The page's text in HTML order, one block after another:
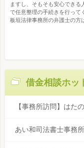
ますし、そもそも安心できる
で任意整理の手続きを行って
板垣法律事務所の弁護士の方
借金相談ホッ
【事務所訪問】はた
あい和司法書士事務